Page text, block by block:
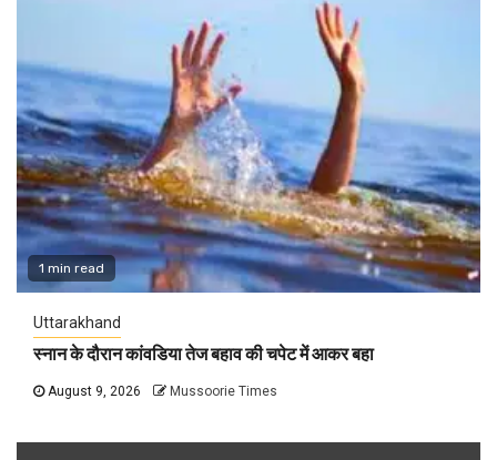
1 min read
Uttarakhand
स्नान के दौरान कांवडिया तेज बहाव की चपेट में आकर बहा
August 9, 2026 Mussoorie Times